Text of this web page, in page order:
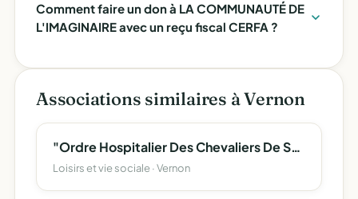
Comment faire un don à LA COMMUNAUTÉ DE
L'IMAGINAIRE avec un reçu fiscal CERFA ?
Associations similaires à Vernon
"Ordre Hospitalier Des Chevaliers De Saint Bernard - Congrégation Internationale Des Chevaliers De Saint Bernard "
Loisirs et vie sociale · Vernon